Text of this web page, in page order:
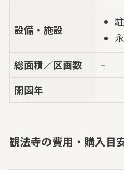
設備・施設
総面積／区画数
–
開園年
観法寺の費用・購入目